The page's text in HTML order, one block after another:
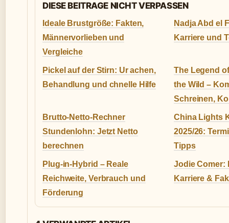
DIESE BEITRAGE NICHT VERPASSEN
Ideale Brustgröße: Fakten,
Männervorlieben und
Vergleiche
Nadja Abd el
Karriere und
Pickel auf der Stirn: Ur achen,
Behandlung und chnelle Hilfe
The Legend
the Wild –
Schreinen,
Brutto-Netto-Rechner
Stundenlohn: Jetzt Netto
berechnen
China Lights
2025/26:
Tipps
Plug-in-Hybrid – Reale
Reichweite, Verbrauch und
Förderung
Jodie Comer:
Karriere &